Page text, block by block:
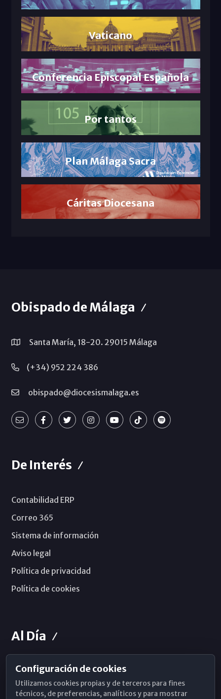
Vaticano
Conferencia Episcopal Española
Por tantos
Plan Málaga Sacra
Cáritas Diocesana
Obispado de Málaga
Santa María, 18-20. 29015 Málaga
(+34) 952 224 386
obispado@diocesismalaga.es
De Interés
Contabilidad ERP
Correo 365
Sistema de información
Aviso legal
Política de privacidad
Política de cookies
Al Día
Horarios de Misa
Hemeroteca
Configuración de cookies
Utilizamos cookies propias y de terceros para fines
técnicos, de preferencias, analíticos y para mostrar